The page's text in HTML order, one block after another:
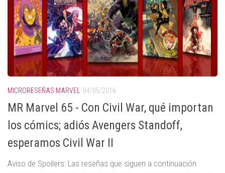
MICRORESEÑAS MARVEL 04/05/2016
MR Marvel 65 - Con Civil War, qué importan
los cómics; adiós Avengers Standoff,
esperamos Civil War II
Aviso de Spoilers: Las reseñas que siguen a continuación